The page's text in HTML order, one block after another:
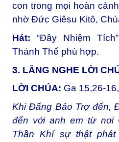
con trong mọi hoàn
nhờ Đức Giêsu Kitô,
Hát:“Đây Nhiệm
Thánh Thể phù hợp.
3. LẮNG NGHE LỜI
LỜI CHÚA: Ga 15,26-
Khi Đấng Bảo Trợ đến,
đến với anh em từ nơi
Thần Khí sự thật